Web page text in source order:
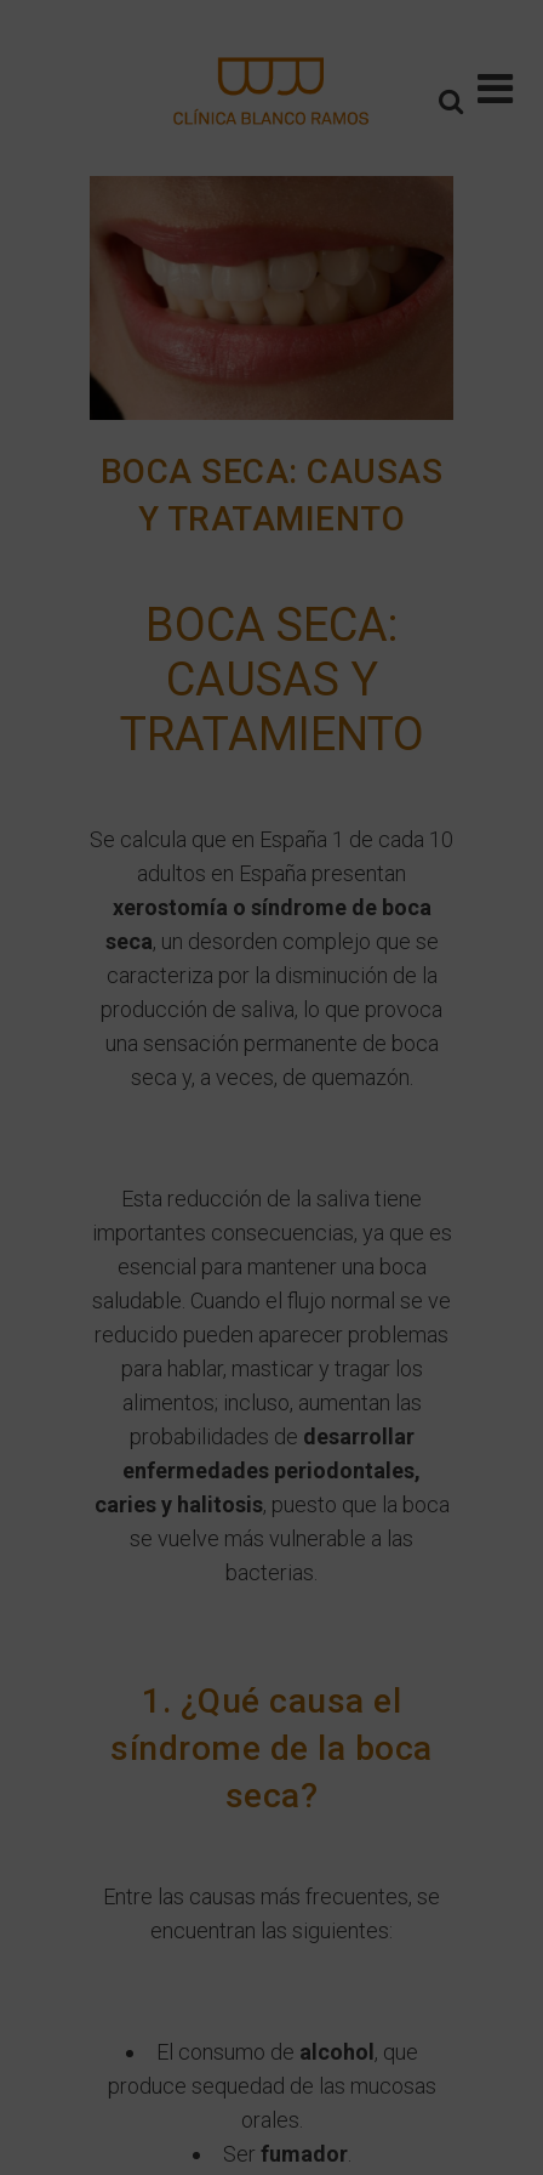
BOCA SECA: CAUSAS
Y TRATAMIENTO
BOCA SECA:
CAUSAS Y
TRATAMIENTO
Se calcula que en España 1 de cada 10
adultos en España presentan
xerostomía o síndrome de boca
seca, un desorden complejo que se
caracteriza por la disminución de la
producción de saliva, lo que provoca
una sensación permanente de boca
seca y, a veces, de quemazón.
Esta reducción de la saliva tiene
importantes consecuencias, ya que es
esencial para mantener una boca
saludable. Cuando el flujo normal se ve
reducido pueden aparecer problemas
para hablar, masticar y tragar los
alimentos; incluso, aumentan las
probabilidades de desarrollar
enfermedades periodontales,
caries y halitosis, puesto que la boca
se vuelve más vulnerable a las
bacterias.
1. ¿Qué causa el
síndrome de la boca
seca?
Entre las causas más frecuentes, se
encuentran las siguientes:
El consumo de alcohol, que
produce sequedad de las mucosas
orales.
Ser fumador.